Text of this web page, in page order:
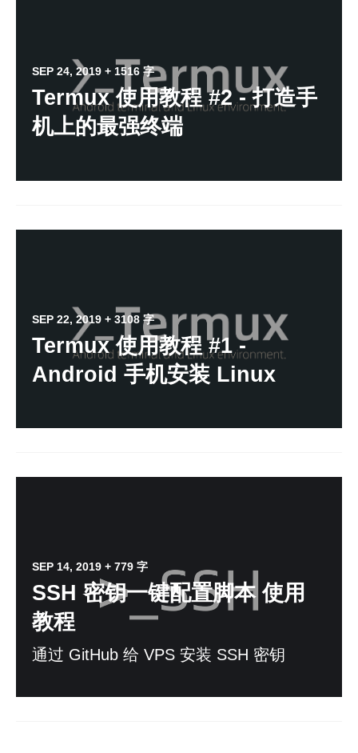
SEP 24, 2019 + 1516 字
Termux 使用教程 #2 - 打造手
机上的最强终端
SEP 22, 2019 + 3108 字
Termux 使用教程 #1 -
Android 手机安装 Linux
SEP 14, 2019 + 779 字
SSH 密钥一键配置脚本 使用
教程
通过 GitHub 给 VPS 安装 SSH 密钥